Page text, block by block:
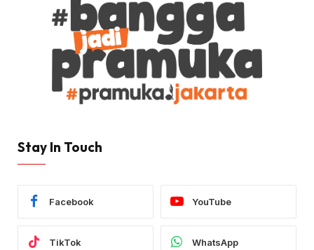
Stay In Touch
Facebook YouTube
TikTok WhatsApp